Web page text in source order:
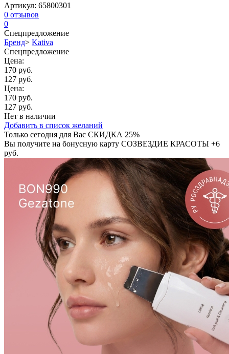
Артикул: 65800301
0 отзывов
0
Спецпредложение
Бренд> Kativa
Спецпредложение
Цена:
170 руб.
127 руб.
Цена:
170 руб.
127 руб.
Нет в наличии
Добавить в список желаний
Только сегодня для Вас СКИДКА 25%
Вы получите на бонусную карту СОЗВЕЗДИЕ КРАСОТЫ +6
руб.